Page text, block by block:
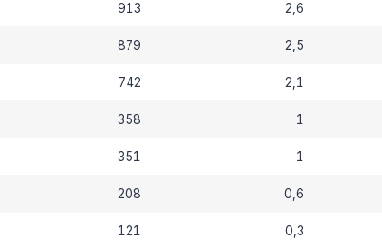
913 2,6
879 2,5
742 2,1
358 1
351 1
208 0,6
121 0,3